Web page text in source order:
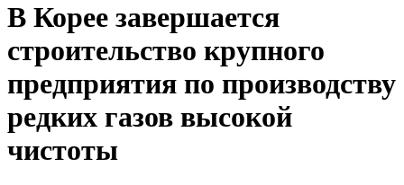
В Корее завершается
строительство крупного
предприятия по производству
редких газов высокой
чистоты